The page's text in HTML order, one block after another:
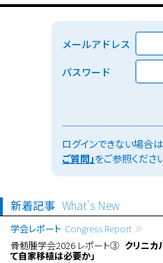
メールアドレス
パスワード
ログインできない場合は
ご質問」をご参照くださ
新着記事 What's New
学会レポート Congress Report
骨髄腫学会2026 レポート③ クリニカ
て自家移植は必要か」